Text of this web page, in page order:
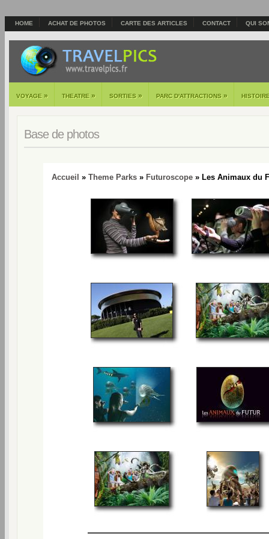
HOME ACHAT DE PHOTOS CARTE DES ARTICLES CONTACT QUI
VOYAGE » THEATRE » SORTIES » PARC D'ATTRACTIONS »
Base de photos
Accueil » Theme Parks » Futuroscope » Les Animaux du